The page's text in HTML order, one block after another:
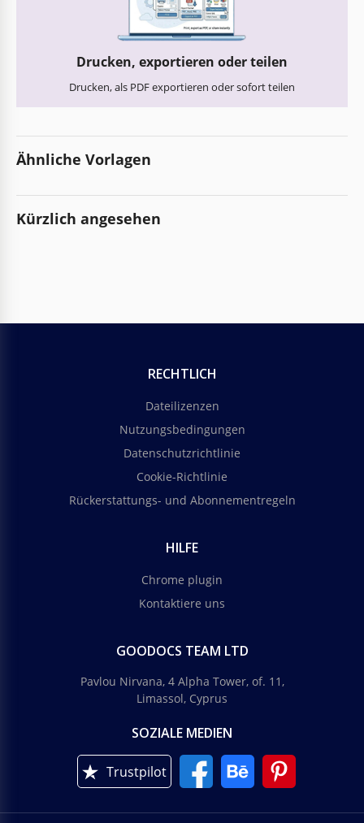
Drucken, exportieren oder teilen
Drucken, als PDF exportieren oder sofort teilen
Ähnliche Vorlagen
Kürzlich angesehen
RECHTLICH
Dateilizenzen
Nutzungsbedingungen
Datenschutzrichtlinie
Cookie-Richtlinie
Rückerstattungs- und Abonnementregeln
HILFE
Chrome plugin
Kontaktiere uns
GOODOCS TEAM LTD
Pavlou Nirvana, 4 Alpha Tower, of. 11,
Limassol, Cyprus
SOZIALE MEDIEN
Trustpilot